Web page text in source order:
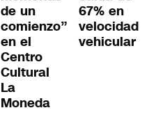
de un
comienzo”
en el
Centro
Cultural
La
Moneda
67% en
velocidad
vehicular